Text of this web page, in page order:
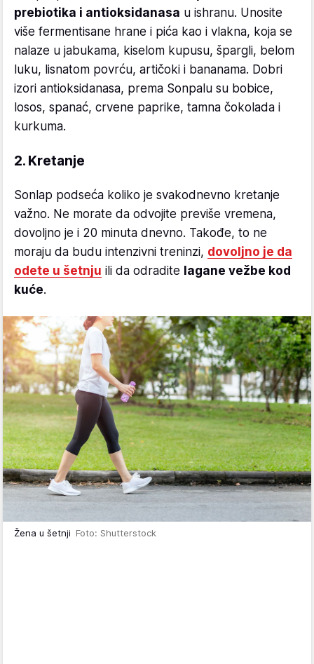
prebiotika i antioksidanasa u ishranu. Unosite
više fermentisane hrane i pića kao i vlakna, koja se
nalaze u jabukama, kiselom kupusu, špargli, belom
luku, lisnatom povrću, artičoki i bananama. Dobri
izori antioksidanasa, prema Sonpalu su bobice,
losos, spanać, crvene paprike, tamna čokolada i
kurkuma.
2. Kretanje
Sonlap podseća koliko je svakodnevno kretanje
važno. Ne morate da odvojite previše vremena,
dovoljno je i 20 minuta dnevno. Takođe, to ne
moraju da budu intenzivni treninzi, dovoljno je da
odete u šetnju ili da odradite lagane vežbe kod
kuće.
Žena u šetnji Foto: Shutterstock